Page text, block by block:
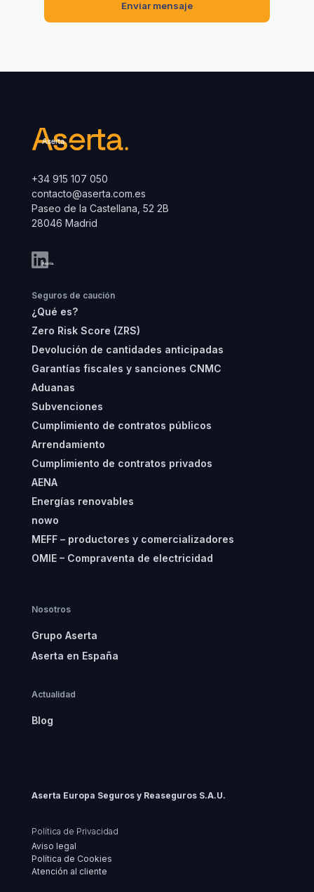
+34 915 107 050
contacto@aserta.com.es
Paseo de la Castellana, 52 2B
28046 Madrid
Seguros de caución
¿Qué es?
Zero Risk Score (ZRS)
Devolución de cantidades anticipadas
Garantías fiscales y sanciones CNMC
Aduanas
Subvenciones
Cumplimiento de contratos públicos
Arrendamiento
Cumplimiento de contratos privados
AENA
Energías renovables
nowo
MEFF – productores y comercializadores
OMIE – Compraventa de electricidad
Nosotros
Grupo Aserta
Aserta en España
Actualidad
Blog
Aserta Europa Seguros y Reaseguros S.A.U.
Política de Privacidad
Aviso legal
Política de Cookies
Atención al cliente